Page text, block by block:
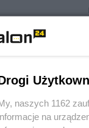
w podobnej
pracę
naszych 1162
na